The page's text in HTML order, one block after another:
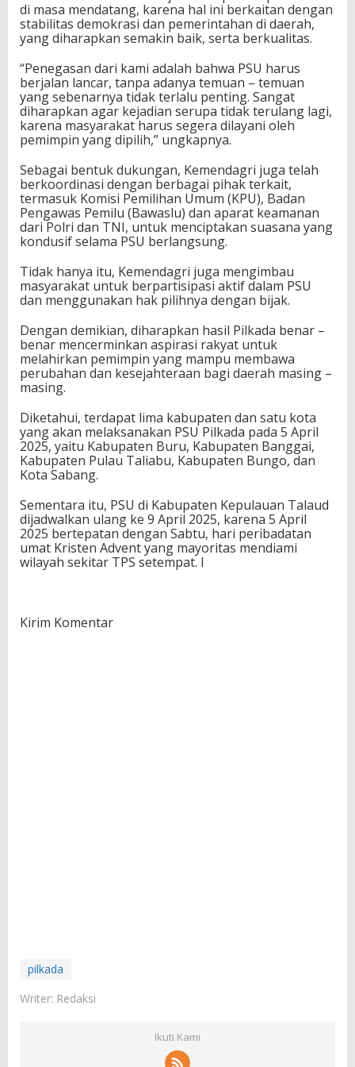
di masa mendatang, karena hal ini berkaitan dengan
stabilitas demokrasi dan pemerintahan di daerah,
yang diharapkan semakin baik, serta berkualitas.
“Penegasan dari kami adalah bahwa PSU harus
berjalan lancar, tanpa adanya temuan – temuan
yang sebenarnya tidak terlalu penting. Sangat
diharapkan agar kejadian serupa tidak terulang lagi,
karena masyarakat harus segera dilayani oleh
pemimpin yang dipilih,” ungkapnya.
Sebagai bentuk dukungan, Kemendagri juga telah
berkoordinasi dengan berbagai pihak terkait,
termasuk Komisi Pemilihan Umum (KPU), Badan
Pengawas Pemilu (Bawaslu) dan aparat keamanan
dari Polri dan TNI, untuk menciptakan suasana yang
kondusif selama PSU berlangsung.
Tidak hanya itu, Kemendagri juga mengimbau
masyarakat untuk berpartisipasi aktif dalam PSU
dan menggunakan hak pilihnya dengan bijak.
Dengan demikian, diharapkan hasil Pilkada benar –
benar mencerminkan aspirasi rakyat untuk
melahirkan pemimpin yang mampu membawa
perubahan dan kesejahteraan bagi daerah masing –
masing.
Diketahui, terdapat lima kabupaten dan satu kota
yang akan melaksanakan PSU Pilkada pada 5 April
2025, yaitu Kabupaten Buru, Kabupaten Banggai,
Kabupaten Pulau Taliabu, Kabupaten Bungo, dan
Kota Sabang.
Sementara itu, PSU di Kabupaten Kepulauan Talaud
dijadwalkan ulang ke 9 April 2025, karena 5 April
2025 bertepatan dengan Sabtu, hari peribadatan
umat Kristen Advent yang mayoritas mendiami
wilayah sekitar TPS setempat. I
Kirim Komentar
pilkada
Writer: Redaksi
Ikuti Kami